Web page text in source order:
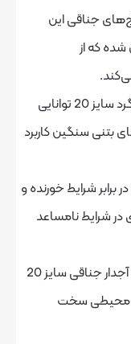
20 توانایی
و
مقاومت در برابر تغییرات دما: میلگرد آجدار جناقی سایز 20